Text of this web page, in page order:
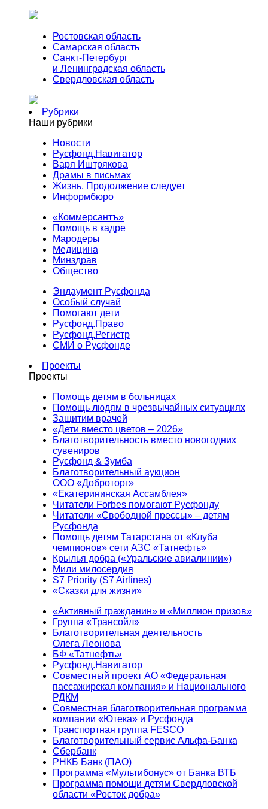
Ростовская область
Самарская область
Санкт-Петербург
и Ленинградская область
Свердловская область
Рубрики
Наши рубрики
Новости
Русфонд.Навигатор
Варя Иштрякова
Драмы в письмах
Жизнь. Продолжение следует
Информбюро
«Коммерсантъ»
Помощь в кадре
Мародеры
Медицина
Минздрав
Общество
Эндаумент Русфонда
Особый случай
Помогают дети
Русфонд.Право
Русфонд.Регистр
СМИ о Русфонде
Проекты
Проекты
Помощь детям в больницах
Помощь людям в чрезвычайных ситуациях
Защитим врачей
«Дети вместо цветов – 2026»
Благотворительность вместо новогодних
сувениров
Русфонд & Зумба
Благотворительный аукцион
ООО «Доброторг»
«Екатерининская Ассамблея»
Читатели Forbes помогают Русфонду
Читатели «Свободной прессы» – детям
Русфонда
Помощь детям Татарстана от «Клуба
чемпионов» сети АЗС «Татнефть»
Крылья добра («Уральские авиалинии»)
Мили милосердия
S7 Priority (S7 Airlines)
«Сказки для жизни»
«Активный гражданин» и «Миллион призов»
Группа «Трансойл»
Благотворительная деятельность
Олега Леонова
БФ «Татнефть»
Русфонд.Навигатор
Совместный проект АО «Федеральная
пассажирская компания» и Национального
РДКМ
Совместная благотворительная программа
компании «Ютека» и Русфонда
Транспортная группа FESCO
Благотворительный сервис Альфа-Банка
Сбербанк
РНКБ Банк (ПАО)
Программа «Мультибонус» от Банка ВТБ
Программа помощи детям Свердловской
области «Росток добра»